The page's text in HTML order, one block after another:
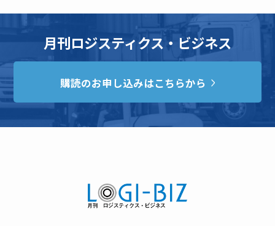
月刊ロジスティクス・ビジネス
購読のお申し込みはこちらから